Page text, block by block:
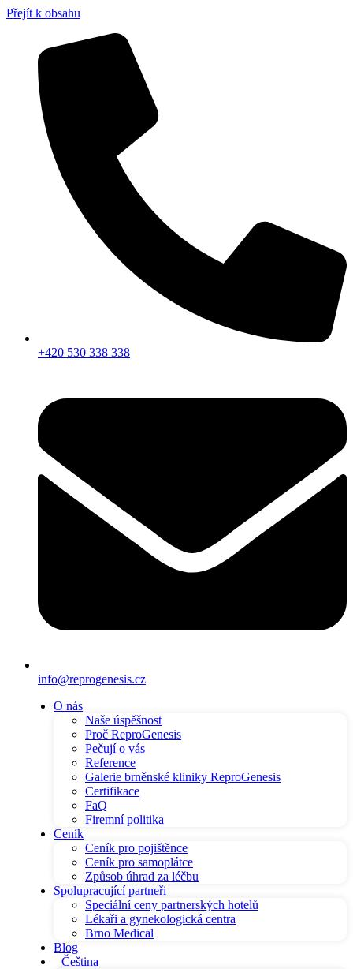
Přejít k obsahu
+420 530 338 338
info@reprogenesis.cz
O nás
Naše úspěšnost
Proč ReproGenesis
Pečují o vás
Reference
Galerie brněnské kliniky ReproGenesis
Certifikace
FaQ
Firemní politika
Ceník
Ceník pro pojištěnce
Ceník pro samoplátce
Způsob úhrad za léčbu
Spolupracující partneři
Speciální ceny partnerských hotelů
Lékaři a gynekologická centra
Brno Medical
Blog
Čeština